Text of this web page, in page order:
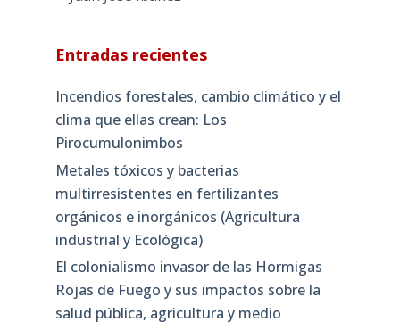
Entradas recientes
Incendios forestales, cambio climático y el
clima que ellas crean: Los
Pirocumulonimbos
Metales tóxicos y bacterias
multirresistentes en fertilizantes
orgánicos e inorgánicos (Agricultura
industrial y Ecológica)
El colonialismo invasor de las Hormigas
Rojas de Fuego y sus impactos sobre la
salud pública, agricultura y medio